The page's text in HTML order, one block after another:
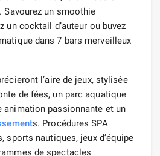
Savourez un smoothie
un cocktail d’auteur ou buvez
dans 7 bars merveilleux
l’aire de jeux, stylisée
de fées, un parc aquatique
animation passionnante et un
s. Procédures SPA
sports nautiques, jeux d’équipe
de spectacles